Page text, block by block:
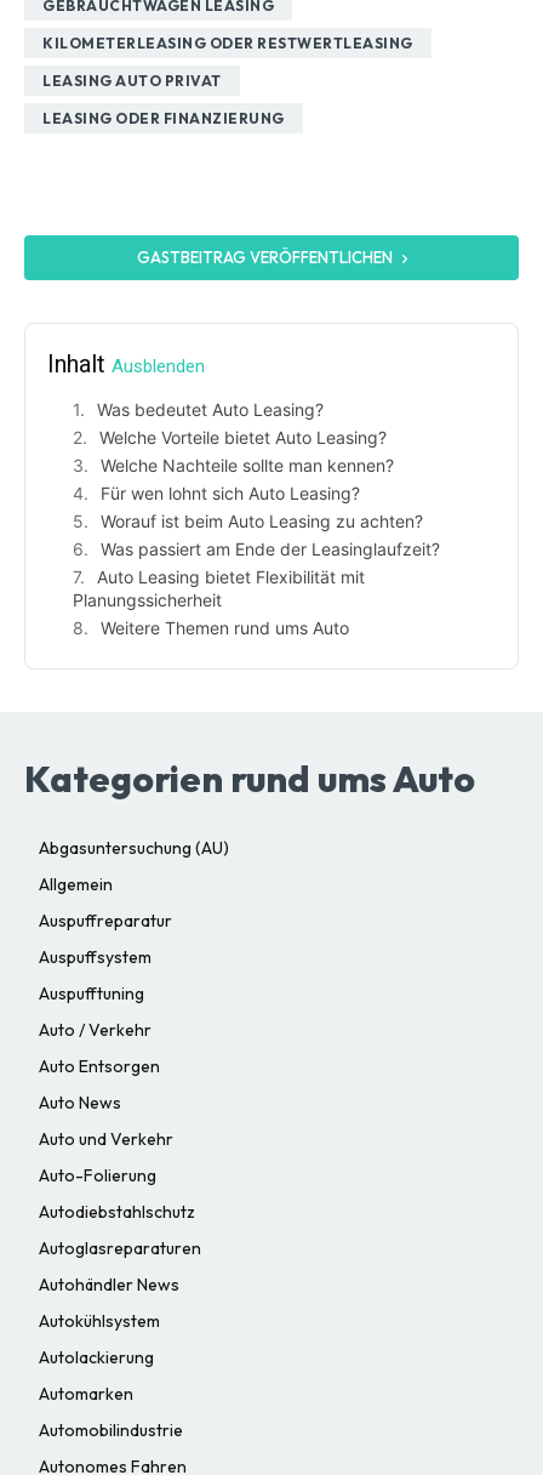
GEBRAUCHTWAGEN LEASING
KILOMETERLEASING ODER RESTWERTLEASING
LEASING AUTO PRIVAT
LEASING ODER FINANZIERUNG
GASTBEITRAG VERÖFFENTLICHEN
Inhalt Ausblenden
Was bedeutet Auto Leasing?
Welche Vorteile bietet Auto Leasing?
Welche Nachteile sollte man kennen?
Für wen lohnt sich Auto Leasing?
Worauf ist beim Auto Leasing zu achten?
Was passiert am Ende der Leasinglaufzeit?
Auto Leasing bietet Flexibilität mit
Planungssicherheit
Weitere Themen rund ums Auto
Kategorien rund ums Auto
Abgasuntersuchung (AU)
Allgemein
Auspuffreparatur
Auspuffsystem
Auspufftuning
Auto / Verkehr
Auto Entsorgen
Auto News
Auto und Verkehr
Auto-Folierung
Autodiebstahlschutz
Autoglasreparaturen
Autohändler News
Autokühlsystem
Autolackierung
Automarken
Automobilindustrie
Autonomes Fahren